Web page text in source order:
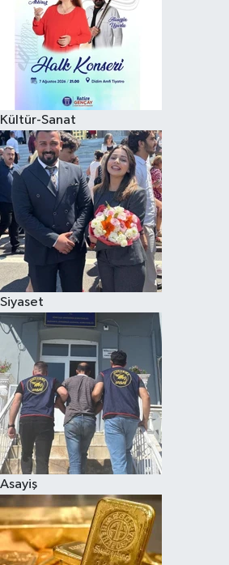
Kültür-Sanat
Siyaset
Asayiş